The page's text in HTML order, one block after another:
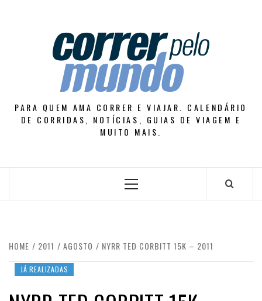
PARA QUEM AMA CORRER E VIAJAR. CALENDÁRIO
DE CORRIDAS, NOTÍCIAS, GUIAS DE VIAGEM E
MUITO MAIS.
Primary
HOME 2011 AGOSTO NYRR TED CORBITT 15K – 2011
JÁ REALIZADAS